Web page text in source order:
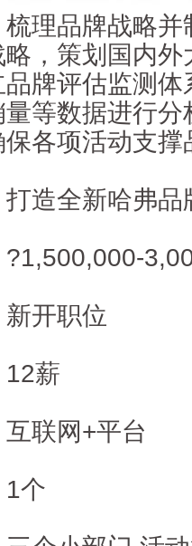
品牌战略并
，策划国内
牌评估监测
等数据进行
各项活动支
造全新哈弗品
开职位
薪
联网+平台
个